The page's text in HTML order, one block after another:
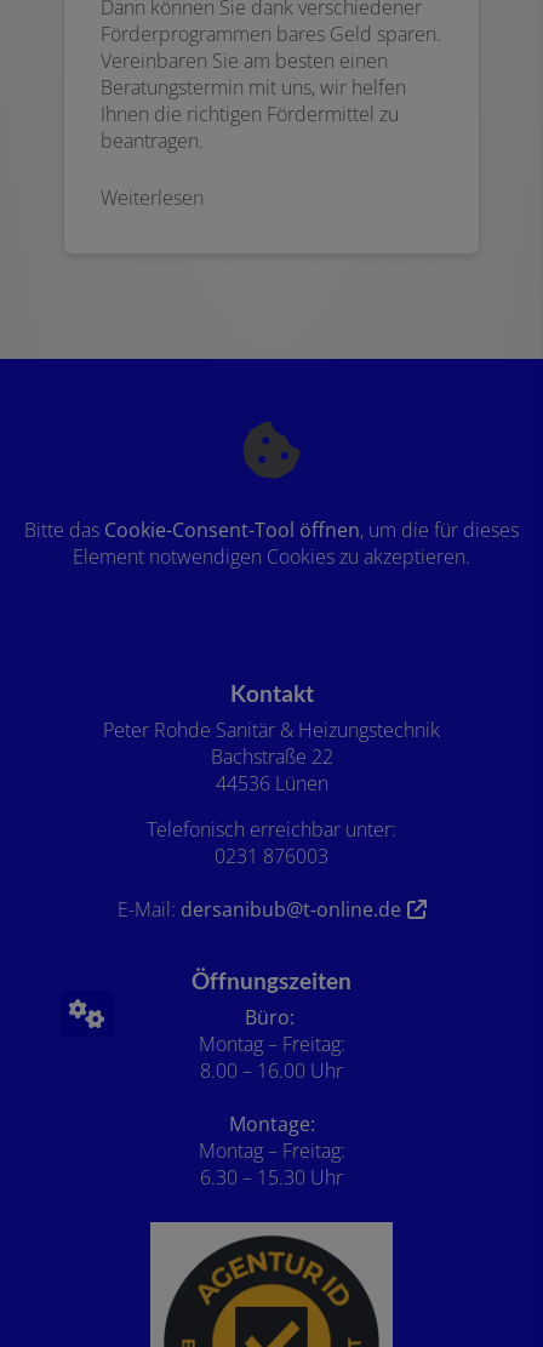
Dann können Sie dank verschiedener
Förderprogrammen bares Geld sparen.
Vereinbaren Sie am besten einen
Beratungstermin mit uns, wir helfen
Ihnen die richtigen Fördermittel zu
beantragen.
Weiterlesen
Bitte das Cookie-Consent-Tool öffnen, um die für dieses
Element notwendigen Cookies zu akzeptieren.
Footer - Kontaktdaten und Öffnungszeiten
Kontakt
Peter Rohde Sanitär & Heizungstechnik
Bachstraße 22
44536 Lünen
Telefonisch erreichbar unter:
0231 876003
E-Mail: dersanibub@t-online.de
Öffnungszeiten
Büro:
Montag – Freitag:
8.00 – 16.00 Uhr
Montage:
Montag – Freitag:
6.30 – 15.30 Uhr